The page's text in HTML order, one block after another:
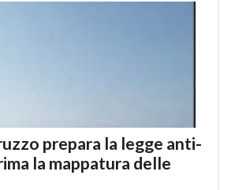
prepara la legge anti-
la mappatura delle